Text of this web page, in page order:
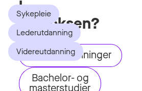
innboksen?
Videreutdanninger
Bachelor- og
Sykepleie
Lederutdanning
Videreutdanning